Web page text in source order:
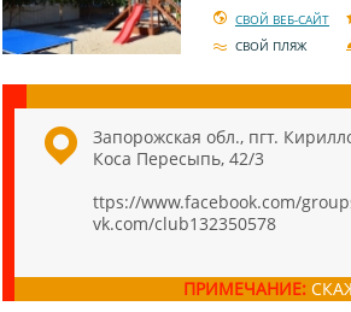
СВОЙ ВЕБ-САЙТ
СВОЙ ПЛЯЖ
Запорожская обл., пгт.
Коса Пересыпь, 42/3
ttps://www.facebook.com/
vk.com/club132350578
ПРИМЕЧАНИЕ: